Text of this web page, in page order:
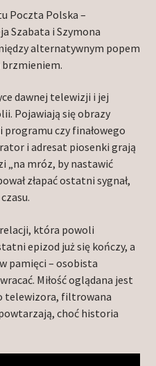
Poczta Polska –
Szabata i Szymona
alternatywnym popem
dawnej telewizji i jej
Pojawiają się obrazy
czy finałowego
i adresat piosenki grają
„na mróz, by nastawić
złapać ostatni sygnał,
która powoli
epizod już się kończy, a
pamięci – osobista
Miłość oglądana jest
telewizora, filtrowana
choć historia